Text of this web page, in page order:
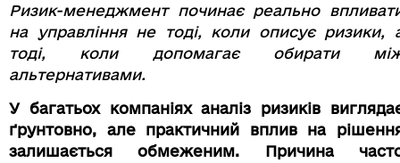
Ризик-менеджмент починає реально
на управління не тоді, коли описує ризики,
тоді, коли допомагає обирати
альтернативами.
У багатьох компаніях аналіз ризиків
ґрунтовно, але практичний вплив на
залишається обмеженим. Причина